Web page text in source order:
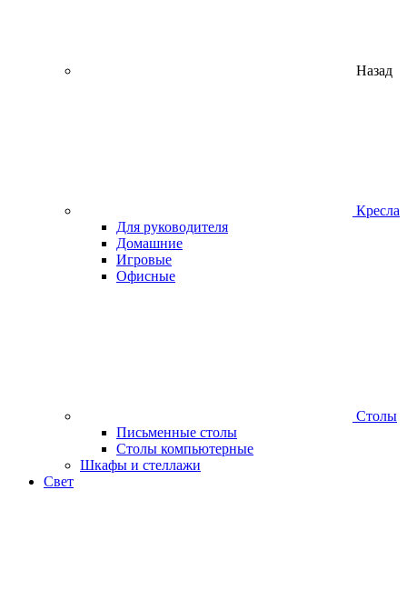
Назад
Кресла
Для руководителя
Домашние
Игровые
Офисные
Столы
Письменные столы
Столы компьютерные
Шкафы и стеллажи
Свет